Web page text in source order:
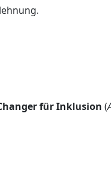
für Inklusion (